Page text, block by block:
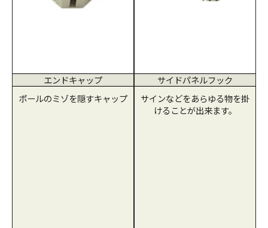
エンドキャップ
ポールのミゾを隠すキャップ
サイドパネルフック
サインなどをあらゆる物を掛
けることが出来ます。